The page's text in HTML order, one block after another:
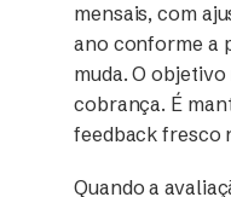
mensais, com
ano conforme a
muda. O
cobrança. É
feedback fresco
Quando a